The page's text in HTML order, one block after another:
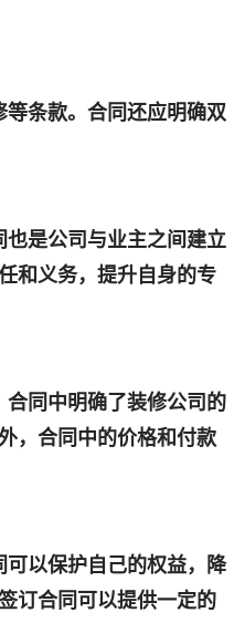
条款。合同还应明确双
是公司与业主之间建立
和义务，提升自身的专
同中明确了装修公司的
，合同中的价格和付款
以保护自己的权益，降
订合同可以提供一定的